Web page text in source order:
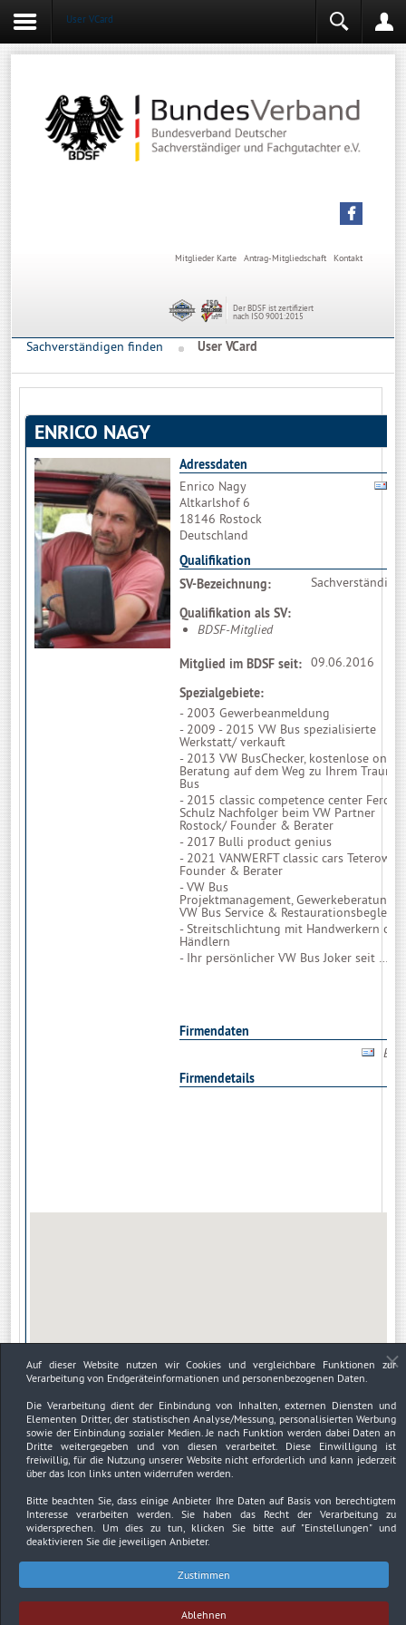
User VCard
Angemeldet bleiben
Kontakt
Antrag-Mitgliedschaft
Mitglieder Karte
Der BDSF ist zertifiziert
nach ISO 9001:2015
Sachverständigen finden User VCard
ENRICO NAGY
Adressdaten
Enrico Nagy
Altkarlshof 6
18146 Rostock
Deutschland
Qualifikation
SV-Bezeichnung:
Qualifikation als SV:
BDSF-Mitglied
Mitglied im BDSF seit: 09.06.2016
Spezialgebiete:
- 2003 Gewerbeanmeldung
- 2009 - 2015 VW Bus spezialisierte
Werkstatt/ verkauft
- 2013 VW BusChecker, kostenlose
Beratung auf dem Weg zu Ihrem Traum
Bus
- 2015 classic competence center
Schulz Nachfolger beim VW Partner
Rostock/ Founder & Berater
- 2017 Bulli product genius
- 2021 VANWERFTclassic cars Teterow/
Founder & Berater
-VW Bus
Projektmanagement, Gewerkeberatung
VW Bus Service &
- Streitschlichtung mit Handwerkern
Händlern
- Ihr persönlicher VW Bus Joker seit …
Firmendaten
Firmendetails
Impressum
Auf dieser Website nutzen wir Cookies und vergleichbare Funktionen zur
Verarbeitung von Endgeräteinformationen und personenbezogenen Daten.
Die Verarbeitung dient der Einbindung von Inhalten, externen Diensten und
Elementen Dritter, der statistischen Analyse/Messung, personalisierten Werbung
sowie der Einbindung sozialer Medien. Je nach Funktion werden dabei Daten an
Dritte weitergegeben und von diesen verarbeitet. Diese Einwilligung ist
freiwillig, für die Nutzung unserer Website nicht erforderlich und kann jederzeit
über das Icon links unten widerrufen werden.
Bitte beachten Sie, dass einige Anbieter Ihre Daten auf Basis von berechtigtem
Interesse verarbeiten werden. Sie haben das Recht der Verarbeitung zu
widersprechen. Um dies zu tun, klicken Sie bitte auf "Einstellungen"und
deaktivieren Sie die jeweiligen Anbieter.
Zustimmen
Ablehnen